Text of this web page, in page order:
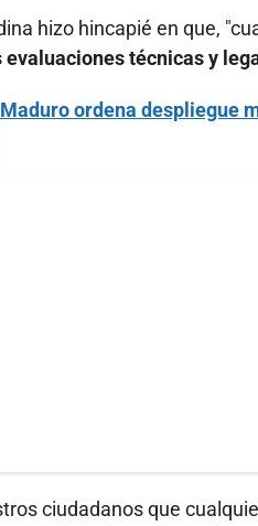
hizo hincapié en que,
técnicas y
Maduro ordena despliegue
ciudadanos que